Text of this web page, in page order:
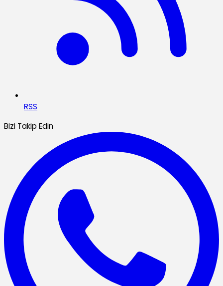
RSS
Bizi Takip Edin